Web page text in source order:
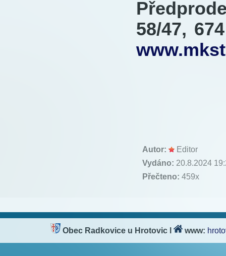
58/47,
Autor:
Editor
Vydáno: 20.8.2024
Přečteno: 459x
Obec Radkovice u Hrotovic www: